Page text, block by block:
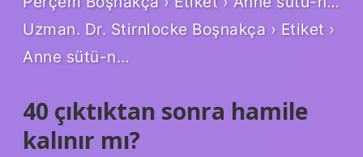
Uzman. Dr. Stirnlocke Boşnakça › Etiket ›
Anne sütü-n…
40 çıktıktan sonra hamile
kalınır mı?